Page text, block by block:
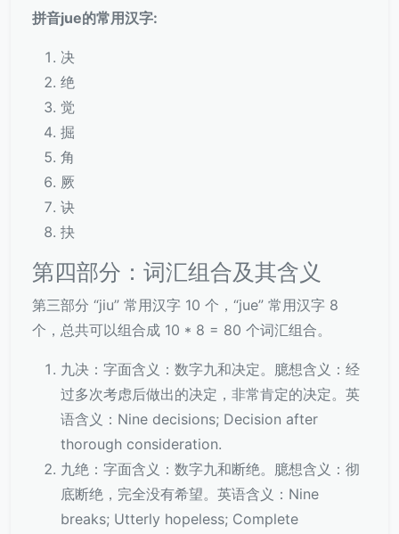
拼音jue的常用汉字:
决
绝
觉
掘
角
厥
诀
抉
第四部分：词汇组合及其含义
第三部分 “jiu” 常用汉字 10 个，“jue” 常用汉字 8
个，总共可以组合成 10 * 8 = 80 个词汇组合。
九决：字面含义：数字九和决定。臆想含义：经
过多次考虑后做出的决定，非常肯定的决定。英
语含义：Nine decisions; Decision after
thorough consideration.
九绝：字面含义：数字九和断绝。臆想含义：彻
底断绝，完全没有希望。英语含义：Nine
breaks; Utterly hopeless; Complete